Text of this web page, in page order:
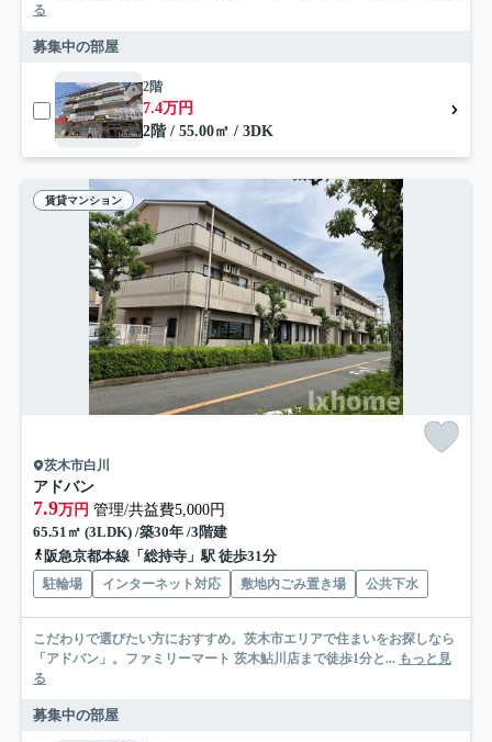
る
募集中の部屋
2階
7.4万円
2階 / 55.00㎡ / 3DK
賃貸マンション
茨木市白川
アドバン
7.9万円 管理/共益費5,000円
65.51㎡ (3LDK) /築30年 /3階建
阪急京都本線「総持寺」駅 徒歩31分
駐輪場 インターネット対応 敷地内ごみ置き場 公共下水
こだわりで選びたい方におすすめ。茨木市エリアで住まいをお探しなら
「アドバン」。ファミリーマート 茨木鮎川店まで徒歩1分と... もっと見
る
募集中の部屋